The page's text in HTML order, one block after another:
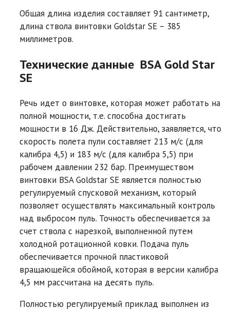
Общая длина изделия составляет 91 сантиметр,
длина ствола винтовки Goldstar SE – 385
миллиметров.
Технические данные BSA Gold Star
SE
Речь идет о винтовке, которая может работать на
полной мощности, т.е. способна достигать
мощности в 16 Дж. Действительно, заявляется, что
скорость полета пули составляет 213 м/с (для
калибра 4,5) и 183 м/с (для калибра 5,5) при
рабочем давлении 232 бар. Преимуществом
винтовки BSA Goldstar SE является полностью
регулируемый спусковой механизм, который
позволяет осуществлять максимальный контроль
над выбросом пуль. Точность обеспечивается за
счет ствола с нарезкой, выполненной путем
холодной ротационной ковки. Подача пуль
обеспечивается прочной пластиковой
вращающейся обоймой, которая в версии калибра
4,5 мм рассчитана на десять пуль.
Полностью регулируемый приклад выполнен из